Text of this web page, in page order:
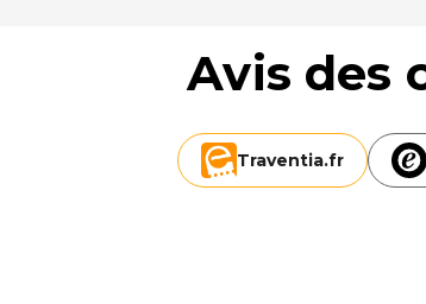
Avis des
Traventia.fr